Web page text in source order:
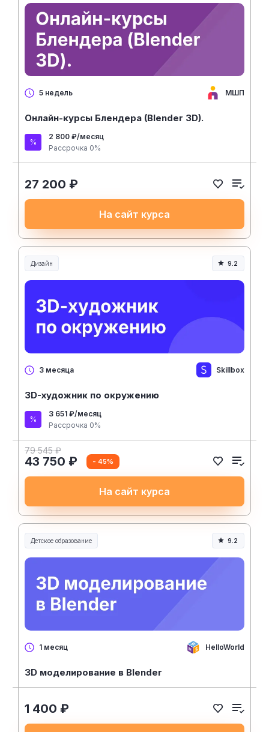
5 недель МШП
Онлайн-курсы Блендера (Blender 3D).
2 800 ₽/месяц
Рассрочка 0%
27 200 ₽
На сайт курса
Дизайн 9.2
3 месяца Skillbox
3D-художник по окружению
3 651 ₽/месяц
Рассрочка 0%
79 545 ₽
43 750 ₽ - 45%
На сайт курса
Детское образование 9.2
1 месяц HelloWorld
3D моделирование в Blender
1 400 ₽